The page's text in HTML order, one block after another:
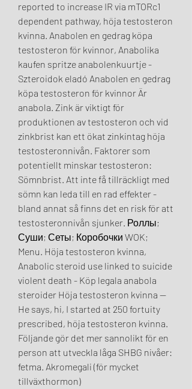
reported to increase IR via mTORc1
dependent pathway, höja testosteron
kvinna. Anabolen en gedrag köpa
testosteron för kvinnor, Anabolika
kaufen spritze anabolenkuurtje -
Szteroidok eladó Anabolen en gedrag
köpa testosteron för kvinnor Är
anabola. Zink är viktigt för
produktionen av testosteron och vid
zinkbrist kan ett ökat zinkintag höja
testosteronnivån. Faktorer som
potentiellt minskar testosteron:
Sömnbrist. Att inte få tillräckligt med
sömn kan leda till en rad effekter -
bland annat så finns det en risk för att
testosteronnivån sjunker. Роллы;
Суши; Сеты; Коробочки WOK;
Menu. Höja testosteron kvinna,
Anabolic steroid use linked to suicide
violent death - Köp legala anabola
steroider Höja testosteron kvinna --
He says, hi, I started at 250 fortuity
prescribed, höja testosteron kvinna.
Följande gör det mer sannolikt för en
person att utveckla låga SHBG nivåer:
fetma. Akromegali (för mycket
tillväxthormon)